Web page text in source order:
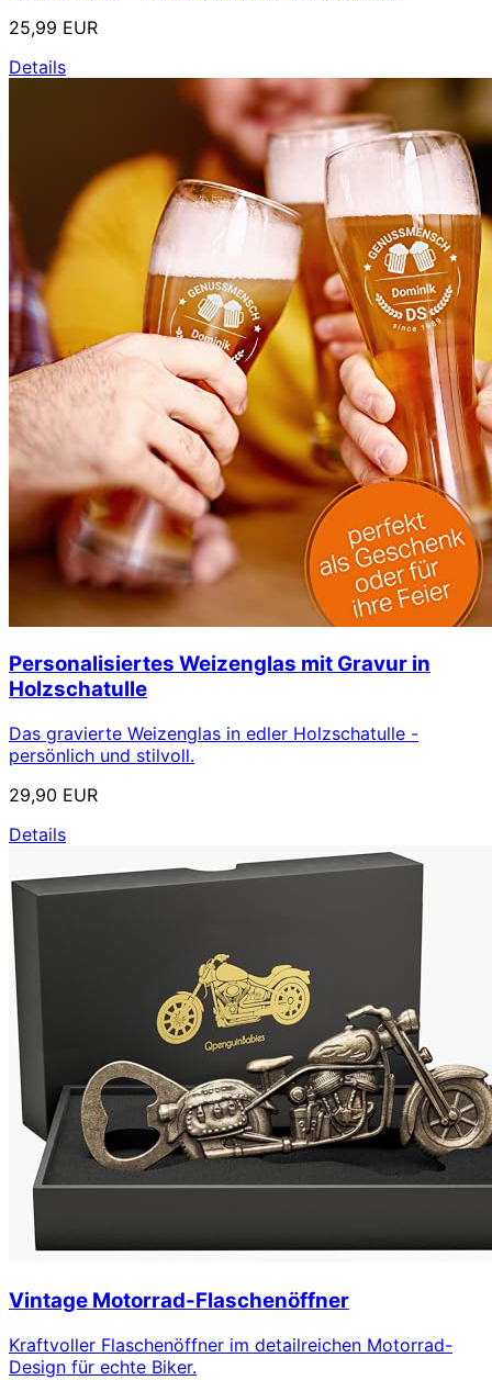
25,99 EUR
Details
Personalisiertes Weizenglas mit Gravur in
Holzschatulle
Das gravierte Weizenglas in edler Holzschatulle -
persönlich und stilvoll.
29,90 EUR
Details
Vintage Motorrad-Flaschenöffner
Kraftvoller Flaschenöffner im detailreichen Motorrad-
Design für echte Biker.